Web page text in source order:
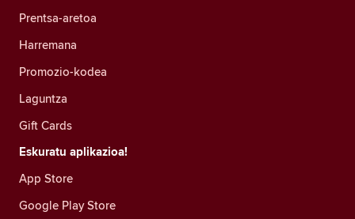
Prentsa-aretoa
Harremana
Promozio-kodea
Laguntza
Gift Cards
Eskuratu aplikazioa!
App Store
Google Play Store